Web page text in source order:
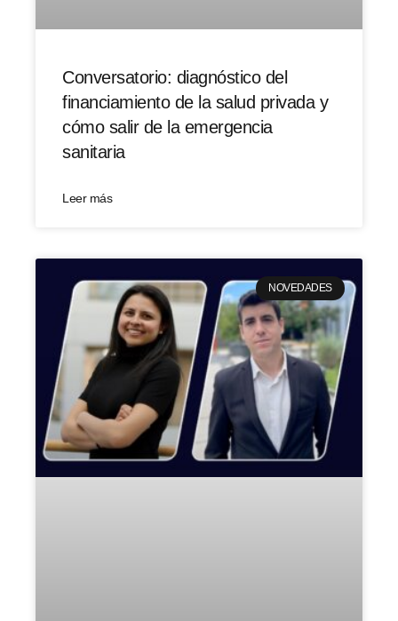
Conversatorio: diagnóstico del
financiamiento de la salud privada y
cómo salir de la emergencia
sanitaria
Leer más
NOVEDADES